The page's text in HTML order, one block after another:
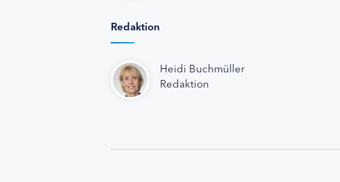
Redaktion
Heidi Buchmüller
Redaktion